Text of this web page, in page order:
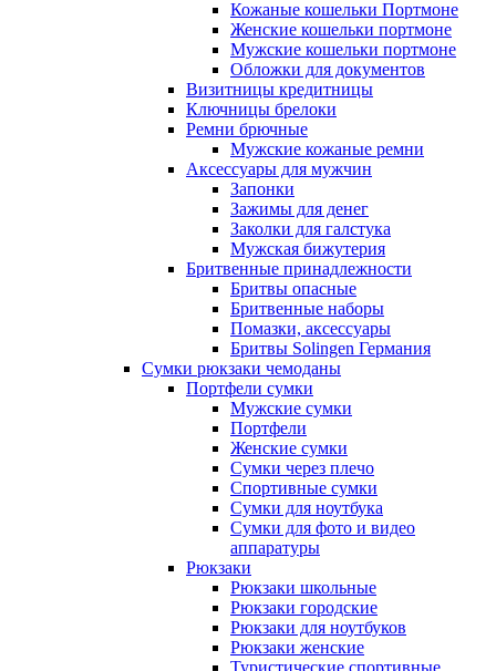
Кожаные кошельки Портмоне
Женские кошельки портмоне
Мужские кошельки портмоне
Обложки для документов
Визитницы кредитницы
Ключницы брелоки
Ремни брючные
Мужские кожаные ремни
Аксессуары для мужчин
Запонки
Зажимы для денег
Заколки для галстука
Мужская бижутерия
Бритвенные принадлежности
Бритвы опасные
Бритвенные наборы
Помазки, аксессуары
Бритвы Solingen Германия
Сумки рюкзаки чемоданы
Портфели сумки
Мужские сумки
Портфели
Женские сумки
Сумки через плечо
Спортивные сумки
Сумки для ноутбука
Сумки для фото и видео
аппаратуры
Рюкзаки
Рюкзаки школьные
Рюкзаки городские
Рюкзаки для ноутбуков
Рюкзаки женские
Туристические спортивные